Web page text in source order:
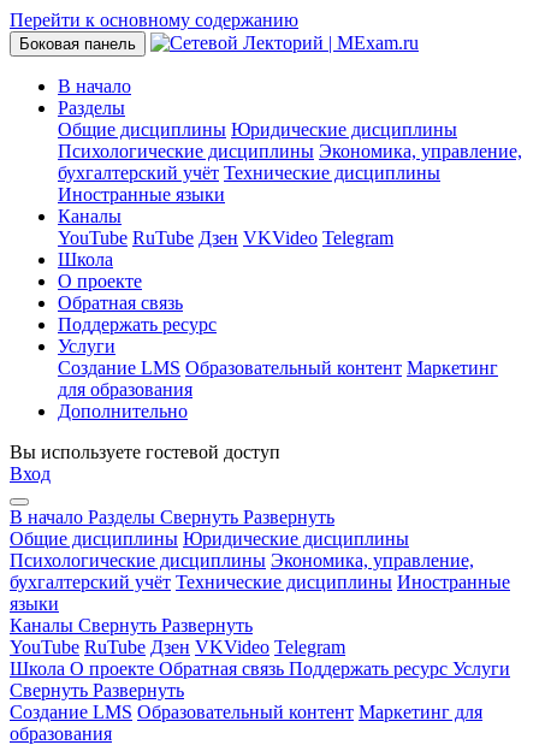
Перейти к основному содержанию
Боковая панель
В начало
Разделы
Общие дисциплины Юридические дисциплины
Психологические дисциплины Экономика, управление,
бухгалтерский учёт Технические дисциплины
Иностранные языки
Каналы
YouTube RuTube Дзен VKVideo Telegram
Школа
О проекте
Обратная связь
Поддержать ресурс
Услуги
Создание LMS Образовательный контент Маркетинг
для образования
Дополнительно
Вы используете гостевой доступ
Вход
В начало Разделы Свернуть Развернуть
Общие дисциплины Юридические дисциплины
Психологические дисциплины Экономика, управление,
бухгалтерский учёт Технические дисциплины Иностранные
языки
Каналы Свернуть Развернуть
YouTube RuTube Дзен VKVideo Telegram
Школа О проекте Обратная связь Поддержать ресурс Услуги
Свернуть Развернуть
Создание LMS Образовательный контент Маркетинг для
образования